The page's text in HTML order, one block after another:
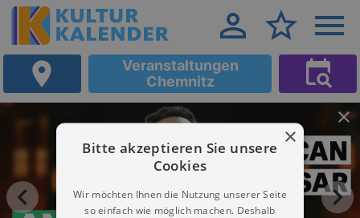
Veranstaltungen
Chemnitz
×
Bitte akzeptieren Sie unsere
Cookies
Wir möchten Ihnen die Nutzung unserer Seite
so einfach wie möglich machen. Deshalb